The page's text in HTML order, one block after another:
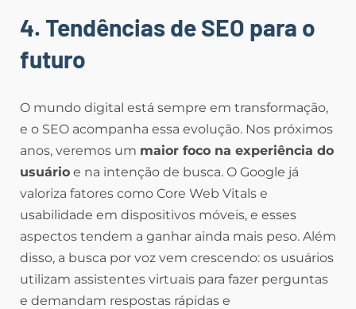
4. Tendências de SEO para o
futuro
O mundo digital está sempre em transformação,
e o SEO acompanha essa evolução. Nos próximos
anos, veremos um maior foco na experiência do
usuário e na intenção de busca. O Google já
valoriza fatores como Core Web Vitals e
usabilidade em dispositivos móveis, e esses
aspectos tendem a ganhar ainda mais peso. Além
disso, a busca por voz vem crescendo: os usuários
utilizam assistentes virtuais para fazer perguntas
e demandam respostas rápidas e